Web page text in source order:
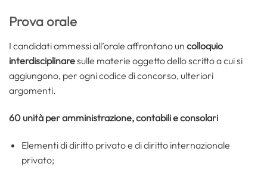
Prova orale
I candidati ammessi all’orale affrontano un colloquio
interdisciplinaresulle materie oggetto dello scritto a cui si
aggiungono, per ogni codice di concorso, ulteriori
argomenti.
60 unità per amministrazione, contabili e consolari
Elementi di diritto privato e di diritto internazionale
privato;